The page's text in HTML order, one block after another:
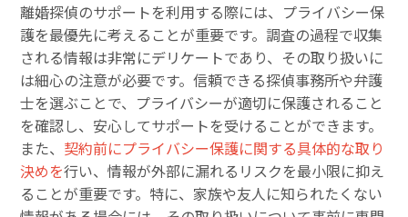
離婚探偵のサポートを利用する際には、プライバシー保
護を最優先に考えることが重要です。調査の過程で収集
される情報は非常にデリケートであり、その取り扱いに
は細心の注意が必要です。信頼できる探偵事務所や弁護
士を選ぶことで、プライバシーが適切に保護されること
を確認し、安心してサポートを受けることができます。
また、 契約前にプライバシー保護に関する具体的な取り
決めを行い、情報が外部に漏れるリスクを最小限に抑え
ることが重要です。特に、家族や友人に知られたくない